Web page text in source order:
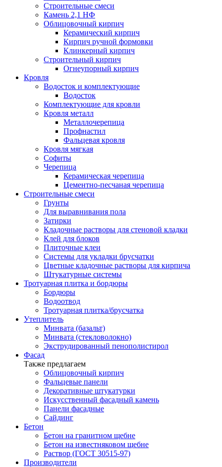
Строительные смеси
Камень 2,1 НФ
Облицовочный кирпич
Керамический кирпич
Кирпич ручной формовки
Клинкерный кирпич
Строительный кирпич
Огнеупорный кирпич
Кровля
Водосток и комплектующие
Водосток
Комплектующие для кровли
Кровля металл
Металлочерепица
Профнастил
Фальцевая кровля
Кровля мягкая
Софиты
Черепица
Керамическая черепица
Цементно-песчаная черепица
Строительные смеси
Грунты
Для выравнивания пола
Затирки
Кладочные растворы для стеновой кладки
Клей для блоков
Плиточные клеи
Системы для укладки брусчатки
Цветные кладочные растворы для кирпича
Штукатурные системы
Тротуарная плитка и бордюры
Бордюры
Водоотвод
Тротуарная плитка/брусчатка
Утеплитель
Минвата (базальт)
Минвата (стекловолокно)
Экструдированный пенополистирол
Фасад
Также предлагаем
Облицовочный кирпич
Фальцевые панели
Декоративные штукатурки
Искусственный фасадный камень
Панели фасадные
Сайдинг
Бетон
Бетон на гранитном щебне
Бетон на известняковом щебне
Раствор (ГОСТ 30515-97)
Производители